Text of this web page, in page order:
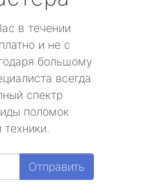
в течении
и не с
большому
всегда
спектр
поломок
Отправить